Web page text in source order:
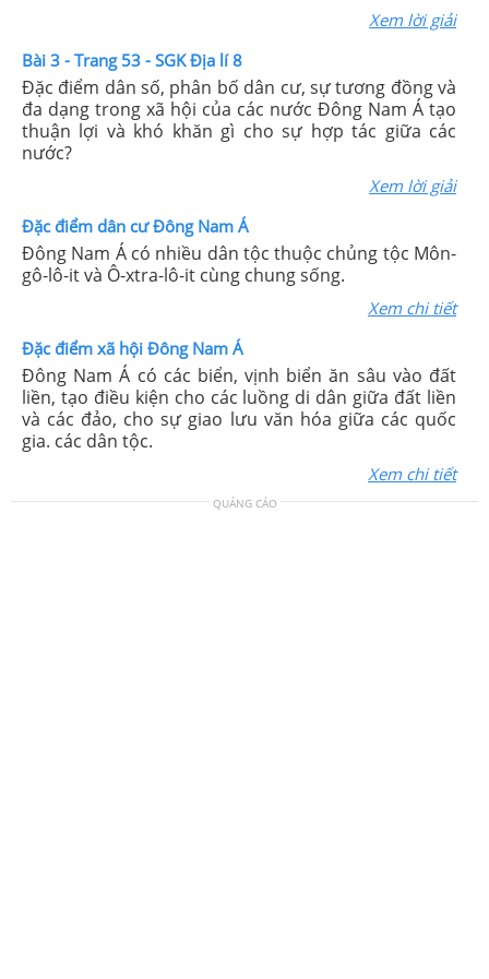
Xem lời giải
Bài 3 - Trang 53 - SGK Địa lí 8
Đặc điểm dân số, phân bố dân cư, sự tương đồng và
đa dạng trong xã hội của các nước Đông Nam Á tạo
thuận lợi và khó khăn gì cho sự hợp tác giữa các
nước?
Xem lời giải
Đặc điểm dân cư Đông Nam Á
Đông Nam Á có nhiều dân tộc thuộc chủng tộc Môn-
gô-lô-it và Ô-xtra-lô-it cùng chung sống.
Xem chi tiết
Đặc điểm xã hội Đông Nam Á
Đông Nam Á có các biển, vịnh biển ăn sâu vào đất
liền, tạo điều kiện cho các luồng di dân giữa đất liền
và các đảo, cho sự giao lưu văn hóa giữa các quốc
gia. các dân tộc.
Xem chi tiết
QUẢNG CÁO